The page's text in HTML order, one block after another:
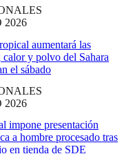
2026
aumentará las
calor y polvo del Sahara
el sábado
2026
impone presentación
a hombre procesado tras
en tienda de SDE